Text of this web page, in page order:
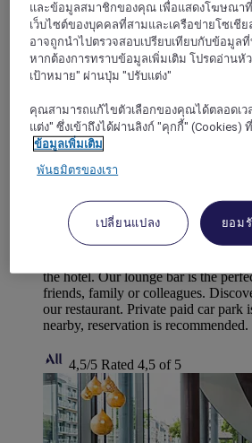
OSTEND, เบลเยียม
Hotel Mercure Oostende
Drop your bags and relax at
the city centre near Ostend Airport
offer the ultimate convenience with
the hotel. Our lounge bar is the
friends, family or colleagues.
our restaurant. Private paid car park
nearby, reservation is recommended.
4,5/5 Rated 4,5 of 5
และข้อมูลสมาชิกของคุณ เพื่อแสดงโฆษณา
เว็บไซต์ของบุคคลที่สามและเครือข่ายโซเชี
อาจถูกนำไปตรวจสอบเปรียบเทียบกับข้อมูล
หากต้องการทราบข้อมูลเพิ่มเติม โปรดอ่าน
เป้าหมาย" ผ่านปุ่ม "ปรับแต่ง"
คุณสามารถแก้ไขตัวเลือกของคุณได้ตลอดเ
แต่ง" ซึ่งเข้าถึงได้ผ่านลิงก์ "คุกกี้" (Cookies)
ข้อมูลเพิ่มเติม
พันธมิตรของเรา
เปลี่ยนแปลง ยอม